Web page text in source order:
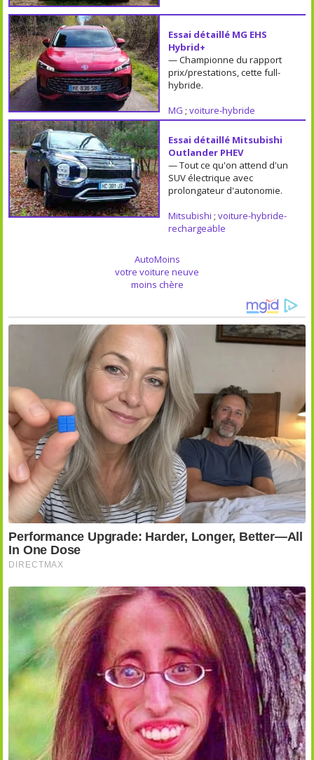
Essai détaillé MG EHS
Hybrid+
— Championne du rapport
prix/prestations, cette full-
hybride.
MG ; voiture-hybride
Essai détaillé Mitsubishi
Outlander PHEV
— Tout ce qu'on attend d'un
SUV électrique avec
prolongateur d'autonomie.
Mitsubishi ; voiture-hybride-
rechargeable
AutoMoins
votre voiture neuve
moins chère